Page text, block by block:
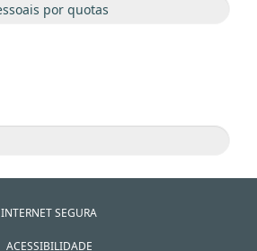
INTERNET SEGURA
ACESSIBILIDADE